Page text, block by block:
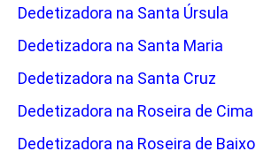
Dedetizadora na Santa Úrsula
Dedetizadora na Santa Maria
Dedetizadora na Santa Cruz
Dedetizadora na Roseira de Cima
Dedetizadora na Roseira de Baixo